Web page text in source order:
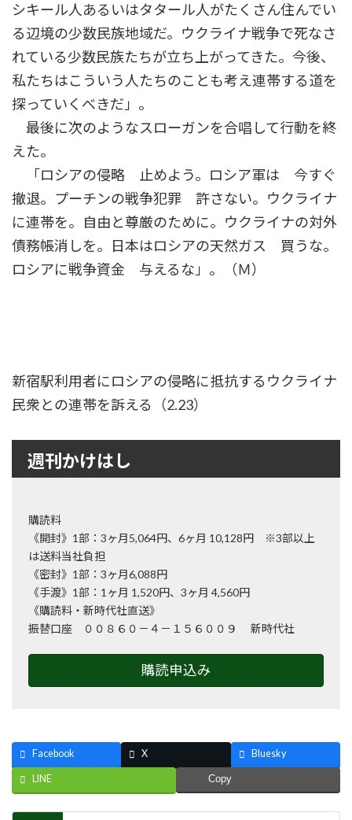
シキール人あるいはタタール人がたくさん住んでい
る辺境の少数民族地域だ。ウクライナ戦争で死なさ
れている少数民族たちが立ち上がってきた。今後、
私たちはこういう人たちのことも考え連帯する道を
探っていくべきだ」。
最後に次のようなスローガンを合唱して行動を終
えた。
「ロシアの侵略 止めよう。ロシア軍は 今すぐ
撤退。プーチンの戦争犯罪 許さない。ウクライナ
に連帯を。自由と尊厳のために。ウクライナの対外
債務帳消しを。日本はロシアの天然ガス 買うな。
ロシアに戦争資金 与えるな」。（Ｍ）
新宿駅利用者にロシアの侵略に抵抗するウクライナ
民衆との連帯を訴える（2.23）
週刊かけはし
購読料
《開封》1部：3ヶ月5,064円、6ヶ月 10,128円 ※3部以上
は送料当社負担
《密封》1部：3ヶ月6,088円
《手渡》1部：1ヶ月 1,520円、3ヶ月 4,560円
《購読料・新時代社直送》
振替口座 ００８６０－４－１５６００９ 新時代社
購読申込み
Facebook X Bluesky
LINE Copy